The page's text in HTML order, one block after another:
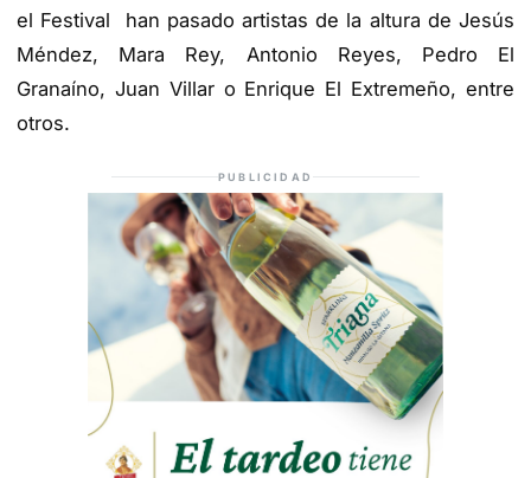
el Festival han pasado artistas de la altura de Jesús
Méndez, Mara Rey, Antonio Reyes, Pedro El
Granaíno, Juan Villar o Enrique El Extremeño, entre
otros.
PUBLICIDAD